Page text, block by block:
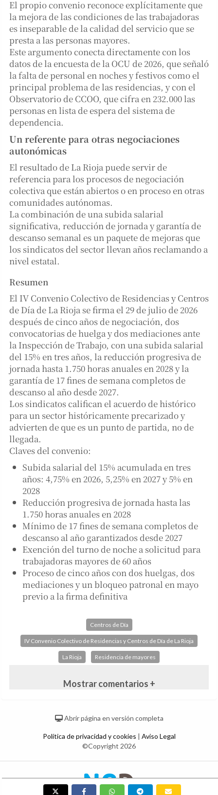
El propio convenio reconoce explícitamente que
la mejora de las condiciones de las trabajadoras
es inseparable de la calidad del servicio que se
presta a las personas mayores.
Este argumento conecta directamente con los
datos de la encuesta de la OCU de 2026, que señaló
la falta de personal en noches y festivos como el
principal problema de las residencias, y con el
Observatorio de CCOO, que cifra en 232.000 las
personas en lista de espera del sistema de
dependencia.
Un referente para otras negociaciones
autonómicas
El resultado de La Rioja puede servir de
referencia para los procesos de negociación
colectiva que están abiertos o en proceso en otras
comunidades autónomas.
La combinación de una subida salarial
significativa, reducción de jornada y garantía de
descanso semanal es un paquete de mejoras que
los sindicatos del sector llevan años reclamando a
nivel estatal.
Resumen
El IV Convenio Colectivo de Residencias y Centros
de Día de La Rioja se firma el 29 de julio de 2026
después de cinco años de negociación, dos
convocatorias de huelga y dos mediaciones ante
la Inspección de Trabajo, con una subida salarial
del 15% en tres años, la reducción progresiva de
jornada hasta 1.750 horas anuales en 2028 y la
garantía de 17 fines de semana completos de
descanso al año desde 2027.
Los sindicatos califican el acuerdo de histórico
para un sector históricamente precarizado y
advierten de que es un punto de partida, no de
llegada.
Claves del convenio:
Subida salarial del 15% acumulada en tres
años: 4,75% en 2026, 5,25% en 2027 y 5% en
2028
Reducción progresiva de jornada hasta las
1.750 horas anuales en 2028
Mínimo de 17 fines de semana completos de
descanso al año garantizados desde 2027
Exención del turno de noche a solicitud para
trabajadoras mayores de 60 años
Proceso de cinco años con dos huelgas, dos
mediaciones y un bloqueo patronal en mayo
previo a la firma definitiva
Centros de Día
IV Convenio Colectivo de Residencias y Centros de Día de La Rioja
La Rioja Residencia de mayores
Mostrar comentarios +
Abrir página en versión completa
Política de privacidad y cookies | Aviso Legal
©Copyright 2026